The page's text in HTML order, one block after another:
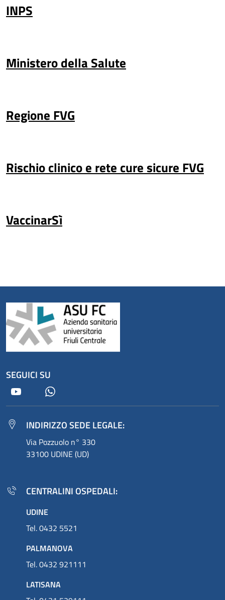
INPS
Ministero della Salute
Regione FVG
Rischio clinico e rete cure sicure FVG
VaccinarSì
SEGUICI SU
Youtube
INDIRIZZO SEDE LEGALE:
Via Pozzuolo n° 330
33100 UDINE (UD)
CENTRALINI OSPEDALI:
UDINE
Tel. 0432 5521
PALMANOVA
Tel. 0432 921111
LATISANA